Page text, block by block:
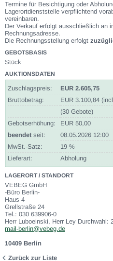
Termine für Besichtigung oder
Lagerortdienststelle verpflichtend
vereinbaren.
Der Verkauf erfolgt ausschließlich an
Rechnungsadresse.
Die Rechnungsstellung erfolgt
GEBOTSBASIS
Stück
AUKTIONSDATEN
Zuschlagspreis:
EUR 2.605,75
Bruttobetrag:
EUR 3.100,84
(30 Gebote)
Gebotserhöhung:
EUR 50,00
beendet seit:
08.05.2026 12:00
MwSt.-Satz:
19 %
Lieferart:
Abholung
LAGERORT / STANDORT
VEBEG GmbH
-Büro Berlin-
Haus 4
Grellstraße 24
Tel.: 030 639906-0
Herr Luboeinski, Herr Ley Durchwahl:
mail-berlin@vebeg.de
10409 Berlin
Zurück zur Liste